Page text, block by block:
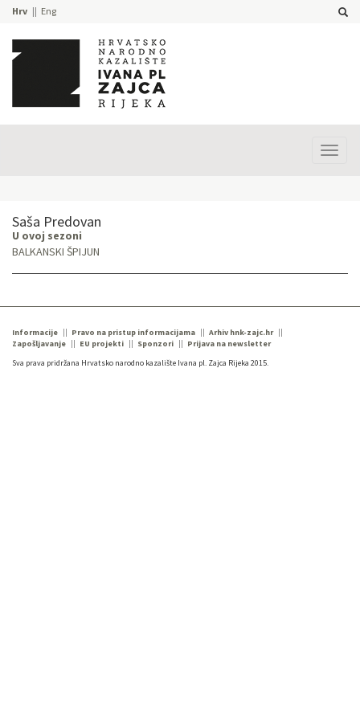
Hrv Eng
Saša Predovan
U ovoj sezoni
BALKANSKI ŠPIJUN
Informacije Pravo na pristup informacijama
Arhiv hnk-zajc.hr
Zapošljavanje
EU projekti Sponzori
Prijava na newsletter
Sva prava pridržana Hrvatsko narodno kazalište Ivana pl. Zajca Rijeka 2015.